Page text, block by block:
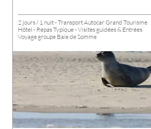
2 jours / 1 nuit - Transport Autocar Grand Tourisme
Hôtel - Repas Typique - Visites guidées & Entrées
Voyage groupe Baie de Somme